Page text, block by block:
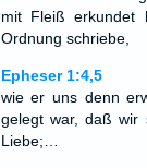
mit Fleiß erkundet
Ordnung schriebe,
Epheser 1:4,5
wie er uns denn
gelegt war, daß wir
Liebe;…